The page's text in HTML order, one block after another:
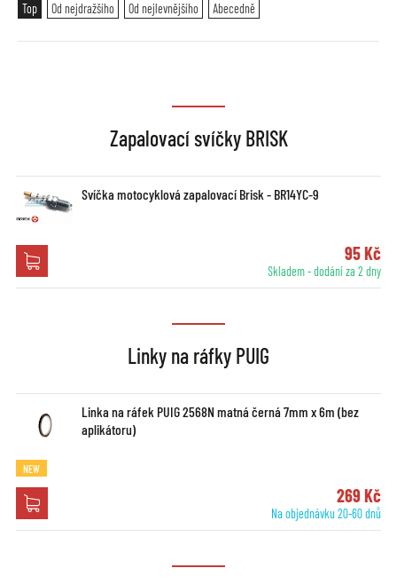
Top
Od nejdražšího Od nejlevnějšího Abecedně
Zapalovací svíčky BRISK
Svíčka motocyklová zapalovací Brisk - BR14YC-9
95 Kč
Skladem - dodání za 2 dny
Linky na ráfky PUIG
Linka na ráfek PUIG 2568N matná černá 7mm x 6m (bez
aplikátoru)
NEW
269 Kč
Na objednávku 20-60 dnů